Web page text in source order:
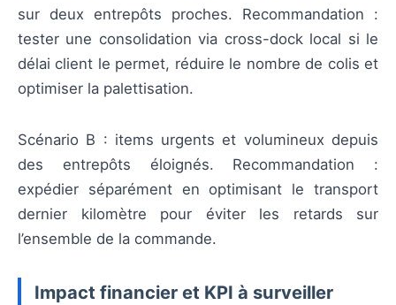
sur deux entrepôts proches. Recommandation :
tester une consolidation via cross-dock local si le
délai client le permet, réduire le nombre de colis et
optimiser la palettisation.
Scénario B : items urgents et volumineux depuis
des entrepôts éloignés. Recommandation :
expédier séparément en optimisant le transport
dernier kilomètre pour éviter les retards sur
l’ensemble de la commande.
Impact financier et KPI à surveiller